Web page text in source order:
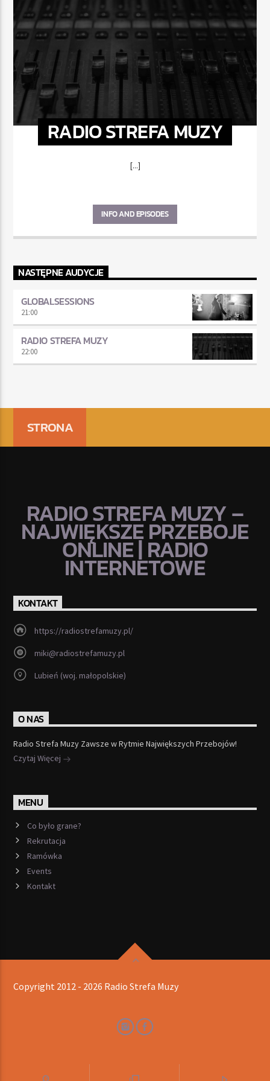
RADIO STREFA MUZY
[...]
INFO AND EPISODES
NASTĘPNE AUDYCJE
GLOBALSESSIONS
21:00
RADIO STREFA MUZY
22:00
STRONA
RADIO STREFA MUZY –
NAJWIĘKSZE PRZEBOJE
ONLINE | RADIO
INTERNETOWE
KONTAKT
https://radiostrefamuzy.pl/
miki@radiostrefamuzy.pl
Lubień (woj. małopolskie)
O NAS
Radio Strefa Muzy Zawsze w Rytmie Największych Przebojów!
Czytaj Więcej
MENU
Co było grane?
Rekrutacja
Ramówka
Events
Kontakt
Copyright 2012 - 2026 Radio Strefa Muzy